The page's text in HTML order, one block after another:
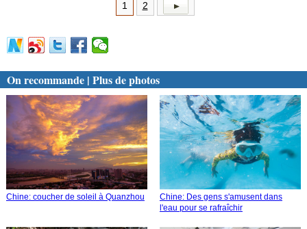
1 2
On recommande | Plus de photos
Chine: coucher de soleil à Quanzhou
Chine: Des gens s'amusent dans
l'eau pour se rafraîchir